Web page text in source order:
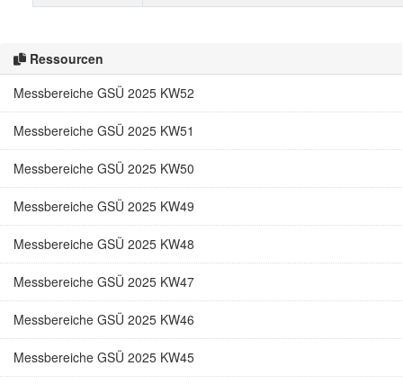
Ressourcen
Messbereiche GSÜ 2025 KW52
Messbereiche GSÜ 2025 KW51
Messbereiche GSÜ 2025 KW50
Messbereiche GSÜ 2025 KW49
Messbereiche GSÜ 2025 KW48
Messbereiche GSÜ 2025 KW47
Messbereiche GSÜ 2025 KW46
Messbereiche GSÜ 2025 KW45